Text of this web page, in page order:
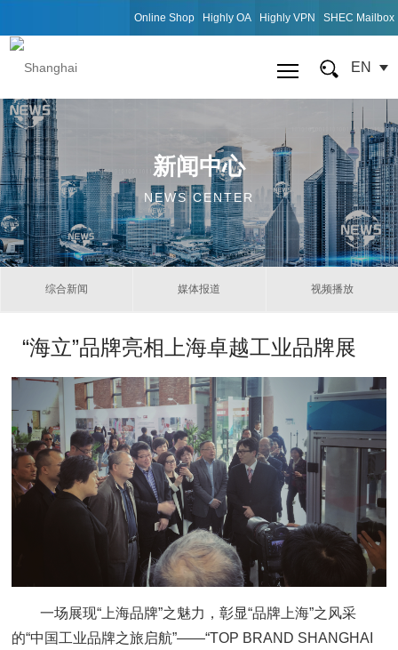
Online Shop Highly OA Highly VPN SHEC Mailbox
EN
新闻中心
NEWS CENTER
综合新闻 媒体报道 视频播放
“海立”品牌亮相上海卓越工业品牌展
一场展现“上海品牌”之魅力，彰显“品牌上海”之风采
的“中国工业品牌之旅启航”——“TOP BRAND SHANGHAI